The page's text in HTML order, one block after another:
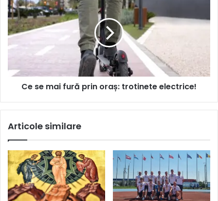
Ce se mai fură prin oraș: trotinete electrice!
Articole similare